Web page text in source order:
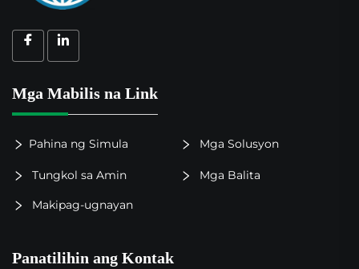
Mga Mabilis na Link
Pahina ng Simula Mga Solusyon
Tungkol sa Amin Mga Balita
Makipag-ugnayan
Panatilihin ang Kontak